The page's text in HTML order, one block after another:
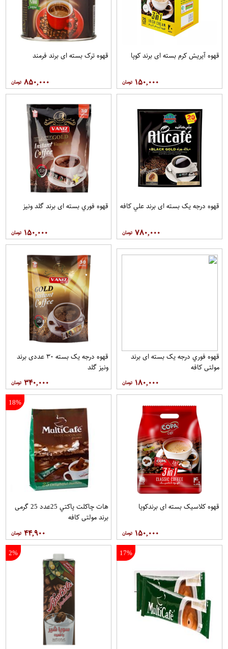
قهوه آيريش کرم بسته ای برند کوپا
۱۵۰,۰۰۰
قهوه ترک بسته ای برند فرمند
۸۵۰,۰۰۰
قهوه درجه یک بسته ای برند علي کافه
۷۸۰,۰۰۰
قهوه فوري بسته ای برند گلد ونيز
۱۵۰,۰۰۰
قهوه فوري درجه یک بسته ای برند
مولتي کافه
۱۸۰,۰۰۰
قهوه درجه یک بسته ۳۰ عددی برند
ونيز گلد
۳۴۰,۰۰۰
قهوه کلاسيک بسته ای برندکوپا
۱۵۰,۰۰۰
18%
هات چاکلت پاکتي 25عدد 25 گرمی
برند مولتي کافه
۴۴,۹۰۰
17%
2%